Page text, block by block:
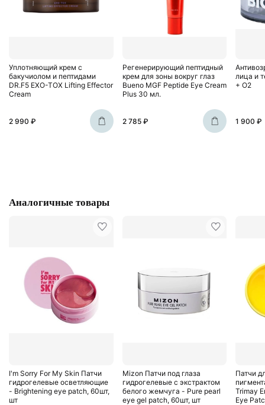
Уплотняющий крем с
бакучиолом и пептидами
DR.F5 EXO-TOX Lifting Effector
Cream
2 990 ₽
Регенерирующий пептидный
крем для зоны вокруг глаз
Bueno MGF Peptide Eye Cream
Plus 30 мл.
2 785 ₽
лица и
+ O2
1 900 ₽
Аналогичные товары
I'm Sorry For My Skin Патчи
гидрогелевые осветляющие
- Brightening eye patch, 60шт,
шт
Mizon Патчи под глаза
гидрогелевые с экстрактом
белого жемчуга - Pure pearl
eye gel patch, 60шт, шт
Патчи
Trimay
Eye